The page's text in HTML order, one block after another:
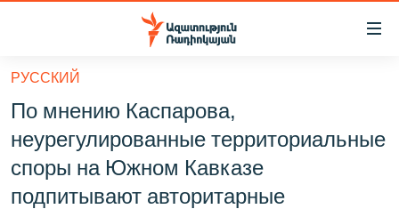
Մատչելիության
հիմնական
բովանդակությանը
հիմնական
մենյուին
Որոնում
ՔԱՂԱՔԱԿԱՆ
ԸՆՏՐՈՒԹՅՈՒՆՆԵՐ 2026
РУССКИЙ
По мнению Каспарова,
неурегулированные территориальные
споры на Южном Кавказе
подпитывают авторитарные